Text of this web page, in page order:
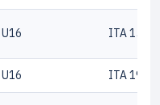
U16 ITA
U16 ITA